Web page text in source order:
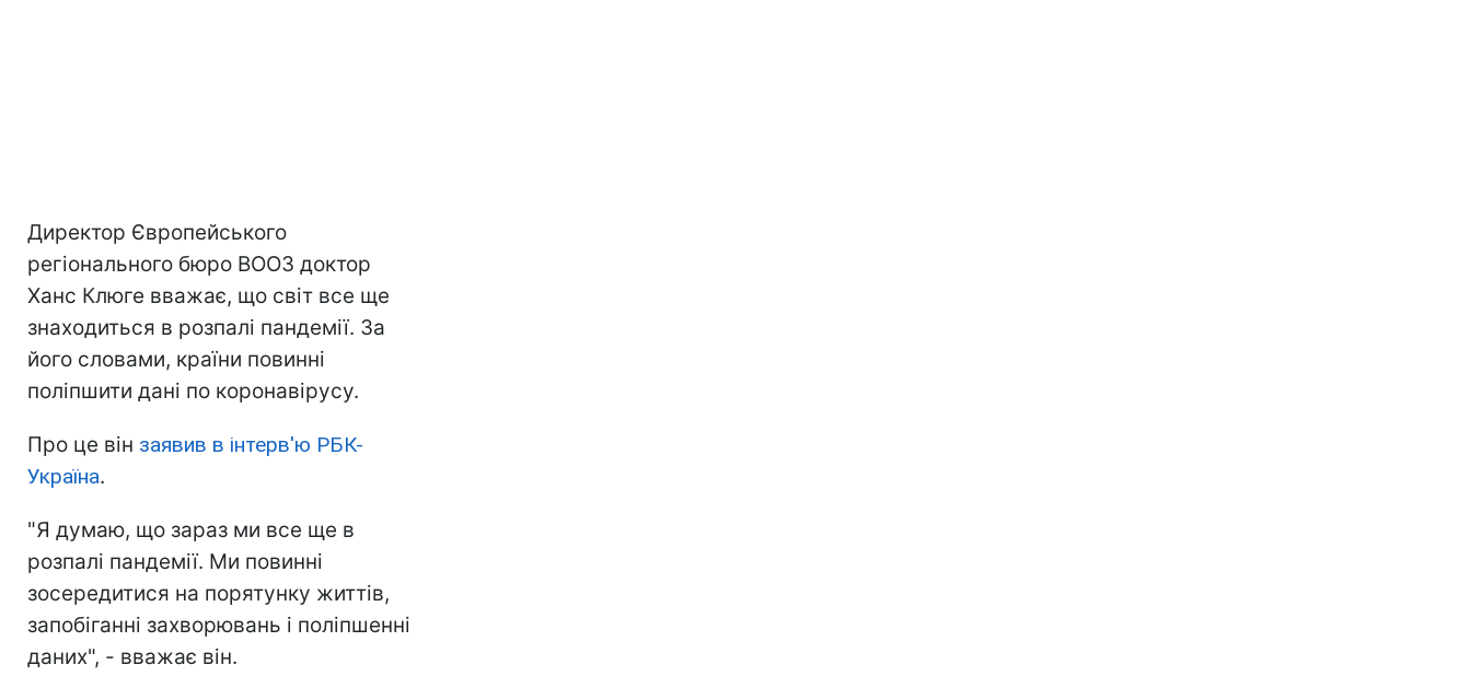
Директор Європейського
регіонального бюро ВООЗ доктор
Ханс Клюге вважає, що світ все ще
знаходиться в розпалі пандемії. За
його словами, країни повинні
поліпшити дані по коронавірусу.
Про це він заявив в інтерв'ю РБК-
Україна.
"Я думаю, що зараз ми все ще в
розпалі пандемії. Ми повинні
зосередитися на порятунку життів,
запобіганні захворювань і поліпшенні
даних", - вважає він.